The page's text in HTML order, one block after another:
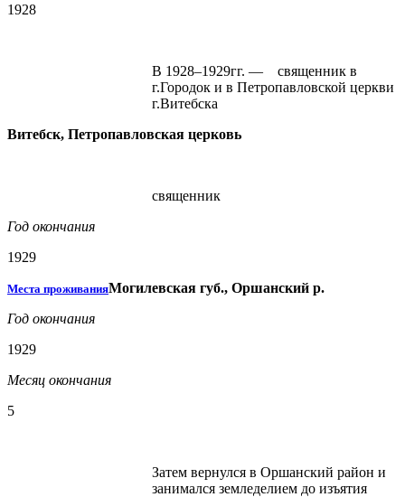
1928
В 1928–1929гг. — священник в
г.Городок и в Петропавловской церкви
г.Витебска
Витебск, Петропавловская церковь
священник
Год окончания
1929
Места проживанияМогилевская губ., Оршанский р.
Год окончания
1929
Месяц окончания
5
Затем вернулся в Оршанский район и
занимался земледелием до изъятия